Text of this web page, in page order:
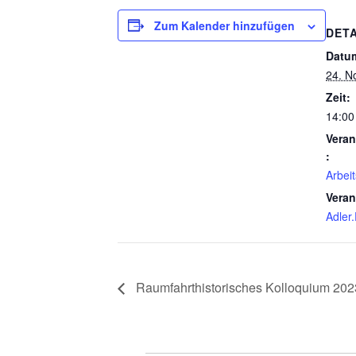
Zum Kalender hinzufügen
24.
Zeit:
:
Raumfahrthistorisches Kolloquium